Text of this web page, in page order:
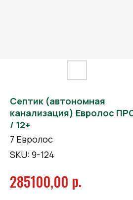
Септик (автономная
канализация) Евролос
/ 12+
7 Евролос
SKU: 9-124
285100,00 р.